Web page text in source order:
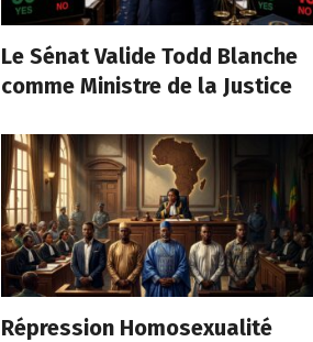
Le Sénat Valide Todd Blanche
comme Ministre de la Justice
Répression Homosexualité